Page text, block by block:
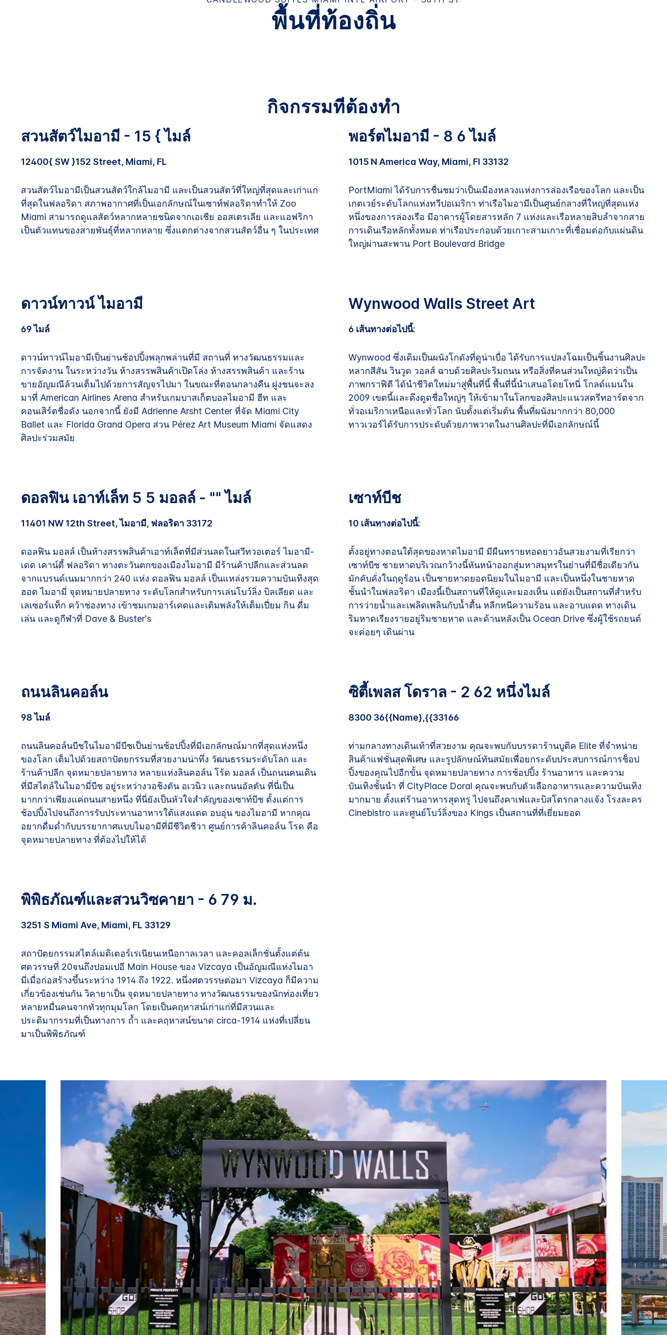
พื้นที่ท้องถิ่น
กิจกรรมที่ต้องทำ
สวนสัตว์ไมอามี - 15 { ไมล์
12400{ SW }152 Street, Miami, FL
สวนสัตว์ไมอามีเป็นสวนสัตว์ใกล้ไมอามี และเป็นสวนสัตว์ที่ใหญ่ที่สุดและเก่าแก่
ที่สุดในฟลอริดา สภาพอากาศที่เป็นเอกลักษณ์ในเซาท์ฟลอริดาทำให้ Zoo
Miami สามารถดูแลสัตว์หลากหลายชนิดจากเอเชีย ออสเตรเลีย และแอฟริกา
เป็นตัวแทนของสายพันธุ์ที่หลากหลาย ซึ่งแตกต่างจากสวนสัตว์อื่น ๆ ในประเทศ
พอร์ตไมอามี - 8 6 ไมล์
1015 N America Way, Miami, Fl 33132
PortMiami ได้รับการชื่นชมว่าเป็นเมืองหลวงแห่งการล่องเรือของโลก และเป็น
เกตเวย์ระดับโลกแห่งทวีปอเมริกา ท่าเรือไมอามีเป็นศูนย์กลางที่ใหญ่ที่สุดแห่ง
หนึ่งของการล่องเรือ มีอาคารผู้โดยสารหลัก 7 แห่งและเรือหลายสิบลำจากสาย
การเดินเรือหลักทั้งหมด ท่าเรือประกอบด้วยเกาะสามเกาะที่เชื่อมต่อกับแผ่นดิน
ใหญ่ผ่านสะพาน Port Boulevard Bridge
ดาวน์ทาวน์ ไมอามี
69 ไมล์
ดาวน์ทาวน์ไมอามีเป็นย่านช้อปปิ้งพลุกพล่านที่มี สถานที่ ทางวัฒนธรรมและ
การจัดงาน ในระหว่างวัน ห้างสรรพสินค้าเปิดโล่ง ห้างสรรพสินค้า และร้าน
ขายอัญมณีล้วนเต็มไปด้วยการสัญจรไปมา ในขณะที่ตอนกลางคืน ฝูงชนจะลง
มาที่ American Airlines Arena สำหรับเกมบาสเก็ตบอลไมอามี ฮีท และ
คอนเสิร์ตชื่อดัง นอกจากนี้ ยังมี Adrienne Arsht Center ที่จัด Miami City
Ballet และ Florida Grand Opera ส่วน Pérez Art Museum Miami จัดแสดง
ศิลปะร่วมสมัย
Wynwood Walls Street Art
6 เส้นทางต่อไปนี้:
Wynwood ซึ่งเดิมเป็นผนังโกดังที่ดูน่าเบื่อ ได้รับการแปลงโฉมเป็นชิ้นงานศิลปะ
หลากสีสัน วินวูด วอลส์ ฉาบด้วยศิลปะริมถนน หรือสิ่งที่คนส่วนใหญ่คิดว่าเป็น
ภาพกราฟิตี ได้นำชีวิตใหม่มาสู่พื้นที่นี้ พื้นที่นี้นำเสนอโดยโทนี่ โกลด์แมนใน
2009 เขตนี้และดึงดูดชื่อใหญ่ๆ ให้เข้ามาในโลกของศิลปะแนวสตรีทอาร์ตจาก
ทั่วอเมริกาเหนือและทั่วโลก นับตั้งแต่เริ่มต้น พื้นที่ผนังมากกว่า 80,000
ทาวเวอร์ได้รับการประดับด้วยภาพวาดในงานศิลปะที่มีเอกลักษณ์นี้
ดอลฟิน เอาท์เล็ท 5 5 มอลล์ - "" ไมล์
11401 NW 12th Street, ไมอามี, ฟลอริดา 33172
ดอลฟิน มอลล์ เป็นห้างสรรพสินค้าเอาท์เล็ตที่มีส่วนลดในสวีทวอเตอร์ ไมอามี-
เดด เคาน์ตี้ ฟลอริดา ทางตะวันตกของเมืองไมอามี มีร้านค้าปลีกและส่วนลด
จากแบรนด์เนมมากกว่า 240 แห่ง ดอลฟิน มอลล์ เป็นแหล่งรวมความบันเทิงสุด
ฮอต ไมอามี่ จุดหมายปลายทาง ระดับโลกสำหรับการเล่นโบว์ลิ่ง บิลเลียด และ
เลเซอร์แท็ก คว้าช่องทาง เข้าชมเกมอาร์เคดและเติมพลังให้เต็มเปี่ยม กิน ดื่ม
เล่น และดูกีฬาที่ Dave & Buster's
เซาท์บีช
10 เส้นทางต่อไปนี้:
ตั้งอยู่ทางตอนใต้สุดของหาดไมอามี มีผืนทรายทอดยาวอันสวยงามที่เรียกว่า
เซาท์บีช ชายหาดบริเวณกว้างนี้หันหน้าออกสู่มหาสมุทรในย่านที่มีชื่อเดียวกัน
มักคับคั่งในฤดูร้อน เป็นชายหาดยอดนิยมในไมอามี และเป็นหนึ่งในชายหาด
ชั้นนำในฟลอริดา เมืองนี้เป็นสถานที่ให้ดูและมองเห็น แต่ยังเป็นสถานที่สำหรับ
การว่ายน้ำและเพลิดเพลินกับน้ำตื้น หลีกหนีความร้อน และอาบแดด ทางเดิน
ริมหาดเรียงรายอยู่ริมชายหาด และด้านหลังเป็น Ocean Drive ซึ่งผู้ใช้รถยนต์
จะค่อยๆ เดินผ่าน
ถนนลินคอล์น
98 ไมล์
ถนนลินคอล์นบีชในไมอามีบีชเป็นย่านช้อปปิ้งที่มีเอกลักษณ์มากที่สุดแห่งหนึ่ง
ของโลก เต็มไปด้วยสถาปัตยกรรมที่สวยงามน่าทึ่ง วัฒนธรรมระดับโลก และ
ร้านค้าปลีก จุดหมายปลายทาง หลายแห่งลินคอล์น โร้ด มอลล์ เป็นถนนคนเดิน
ที่มีสไตล์ในไมอามี่บีช อยู่ระหว่างวอชิงตัน อเวนิว และถนนอัลตัน ที่นี่เป็น
มากกว่าเพียงแค่ถนนสายหนึ่ง ที่นี่ยังเป็นหัวใจสำคัญของเซาท์บีช ตั้งแต่การ
ช้อปปิ้งไปจนถึงการรับประทานอาหารใต้แสงแดด อบอุ่น ของไมอามี หากคุณ
อยากดื่มด่ำกับบรรยากาศแบบไมอามีที่มีชีวิตชีวา ศูนย์การค้าลินคอล์น โรด คือ
จุดหมายปลายทาง ที่ต้องไปให้ได้
ซิตี้เพลส โดราล - 2 62 หนึ่งไมล์
8300 36{{Name},{{33166
ท่ามกลางทางเดินเท้าที่สวยงาม คุณจะพบกับบรรดาร้านบูติค Elite ที่จำหน่าย
สินค้าแฟชั่นสุดพิเศษ และรูปลักษณ์ทันสมัยเพื่อยกระดับประสบการณ์การช็อป
ปิ้งของคุณไปอีกขั้น จุดหมายปลายทาง การช้อปปิ้ง ร้านอาหาร และความ
บันเทิงชั้นนำ ที่ CityPlace Doral คุณจะพบกับตัวเลือกอาหารและความบันเทิง
มากมาย ตั้งแต่ร้านอาหารสุดหรู ไปจนถึงคาเฟ่และบิสโตรกลางแจ้ง โรงละคร
Cinebistro และศูนย์โบว์ลิ่งของ Kings เป็นสถานที่ที่เยี่ยมยอด
พิพิธภัณฑ์และสวนวิซคายา - 6 79 ม.
3251 S Miami Ave, Miami, FL 33129
สถาปัตยกรรมสไตล์เมดิเตอร์เรเนียนเหนือกาลเวลา และคอลเล็กชั่นตั้งแต่ต้น
ศตวรรษที่ 20จนถึงปอมเปอี Main House ของ Vizcaya เป็นอัญมณีแห่งไมอา
มี่เมื่อก่อสร้างขึ้นระหว่าง 1914 ถึง 1922. หนึ่งศตวรรษต่อมา Vizcaya ก็มีความ
เกี่ยวข้องเช่นกัน วิคายาเป็น จุดหมายปลายทาง ทางวัฒนธรรมของนักท่องเที่ยว
หลายหมื่นคนจากทั่วทุกมุมโลก โดยเป็นคฤหาสน์เก่าแก่ที่มีสวนและ
ประติมากรรมที่เป็นทางการ ถ้ำ และคฤหาสน์ขนาด circa-1914 แห่งที่เปลี่ยน
มาเป็นพิพิธภัณฑ์